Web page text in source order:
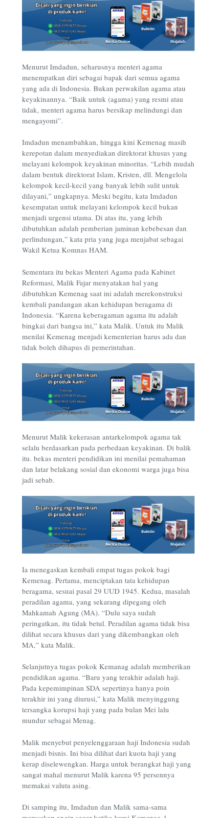
Menurut Imdadun, seharusnya menteri agama
menempatkan diri sebagai bapak dari semua agama
yang ada di Indonesia. Bukan perwakilan agama atau
keyakinannya. “Baik untuk (agama) yang resmi atau
tidak, menteri agama harus bersikap melindungi dan
mengayomi”.
Imdadun menambahkan, hingga kini Kemenag masih
kerepotan dalam menyediakan direktorat khusus yang
melayani kelompok keyakinan minoritas. “Lebih mudah
dalam bentuk direktorat Islam, Kristen, dll. Mengelola
kelompok kecil-kecil yang banyak lebih sulit untuk
dilayani,” ungkapnya. Meski begitu, kata Imdadun
kesempatan untuk melayani kelompok kecil bukan
menjadi urgensi utama. Di atas itu, yang lebih
dibutuhkan adalah pemberian jaminan kebebesan dan
perlindungan,” kata pria yang juga menjabat sebagai
Wakil Ketua Komnas HAM.
Sementara itu bekas Menteri Agama pada Kabinet
Reformasi, Malik Fajar menyatakan hal yang
dibutuhkan Kemenag saat ini adalah merekonstruksi
kembali pandangan akan kehidupan beragama di
Indonesia. “Karena keberagaman agama itu adalah
bingkai dari bangsa ini,” kata Malik. Untuk itu Malik
menilai Kemenag menjadi kementerian harus ada dan
tidak boleh dihapus di pemerintahan.
Menurut Malik kekerasan antarkelompok agama tak
selalu berdasarkan pada perbedaan keyakinan. Di balik
itu. bekas menteri pendidikan ini menilai pemahaman
dan latar belakang sosial dan ekonomi warga juga bisa
jadi sebab.
Ia menegaskan kembali empat tugas pokok bagi
Kemenag. Pertama, menciptakan tata kehidupan
beragama, sesuai pasal 29 UUD 1945. Kedua, masalah
peradilan agama, yang sekarang dipegang oleh
Mahkamah Agung (MA). “Dulu saya sudah
peringatkan, itu tidak betul. Peradilan agama tidak bisa
dilihat secara khusus dari yang dikembangkan oleh
MA,” kata Malik.
Selanjutnya tugas pokok Kemanag adalah memberikan
pendidikan agama. “Baru yang terakhir adalah haji.
Pada kepemimpinan SDA sepertinya hanya poin
terakhir ini yang diurusi,” kata Malik menyinggung
tersangka korupsi haji yang pada bulan Mei lalu
mundur sebagai Menag.
Malik menyebut penyelenggaraan haji Indonesia sudah
menjadi bisnis. Ini bisa dilihat dari kuota haji yang
kerap diselewengkan. Harga untuk berangkat haji yang
sangat mahal menurut Malik karena 95 persennya
memakai valuta asing.
Di samping itu, Imdadun dan Malik sama-sama